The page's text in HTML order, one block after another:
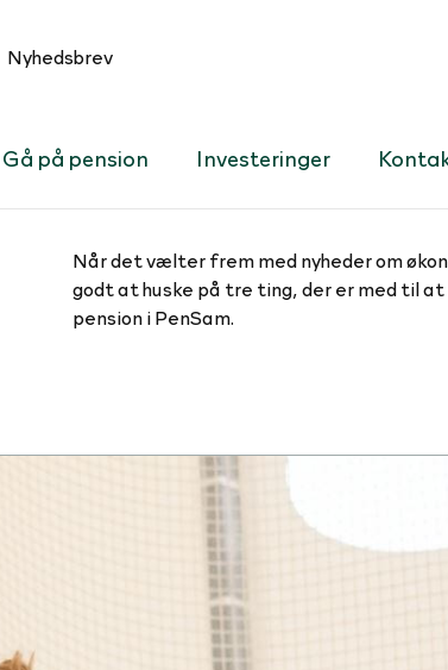
Nyhedsbrev
Gå på pension Investeringer
Når det vælter frem med nyheder om
godt at huske på tre ting, der er med til
pension i PenSam.